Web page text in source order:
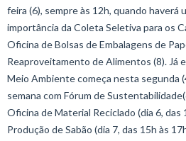
feira (6), sempre às 12h, quando haverá
importância da Coleta Seletiva para os
Oficina de Bolsas de Embalagens de
Reaproveitamento de Alimentos (8). Já
Meio Ambiente começa nesta segunda
semana com Fórum de
Oficina de Material Reciclado (dia 6, das
Produção de Sabão (dia 7, das 15h às